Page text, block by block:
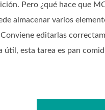
Pero ¿qué hace que
almacenar varios
editarlas
útil, esta tarea es pan